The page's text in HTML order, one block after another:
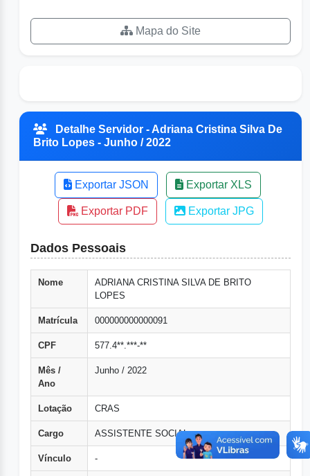
Mapa do Site
Detalhe Servidor - Adriana Cristina Silva De
Brito Lopes - Junho / 2022
Exportar JSON Exportar XLS
Exportar PDF Exportar JPG
Dados Pessoais
Nome
ADRIANA CRISTINA SILVA DE BRITO
LOPES
Matrícula 000000000000091
CPF 577.4**.***-**
Mês /
Ano
Junho / 2022
Lotação CRAS
Cargo ASSISTENTE SOCIAL
Vínculo -